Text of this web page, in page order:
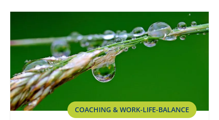
COACHING & WORK-LIFE-BALANCE